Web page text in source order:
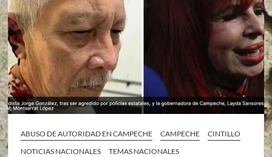
ABUSO DE AUTORIDAD EN CAMPECHE CAMPECHE
CINTILLO
NOTICIAS NACIONALES
TEMAS NACIONALES